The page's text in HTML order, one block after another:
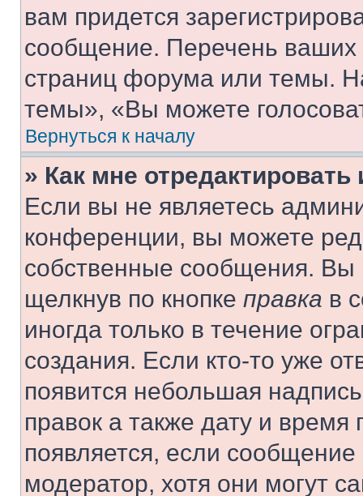
вам придется
сообщение. Перечень ваших
страниц форума или темы.
темы», «Вы можете
Вернуться к началу
» Как мне
Если вы не являетесь
конференции, вы можете
собственные сообщения. Вы
щелкнув по кнопке правка в
иногда только в течение
создания. Если кто-то уже
появится небольшая
правок а также дату и
появляется, если
модератор, хотя они могут